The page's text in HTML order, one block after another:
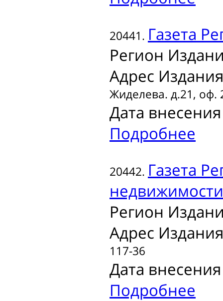
20441. Газета
Регион
Адрес
Жиделева. д.21, оф.
Дата
Подробнее
20442. Газета
недвижимости
Регион
Адрес
117-36
Дата
Подробнее